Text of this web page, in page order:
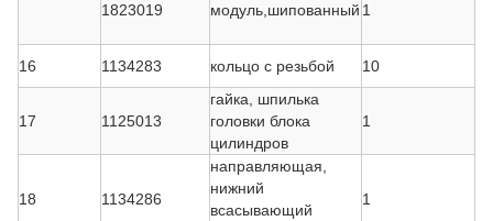
1823019 модуль,шипованный 1
16 1134283 кольцо с резьбой 10
17 1125013
гайка, шпилька
головки блока
цилиндров
1
18 1134286
направляющая,
нижний
всасывающий
1